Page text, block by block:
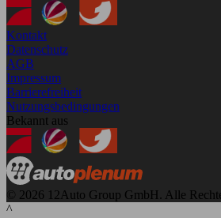
Kontakt
Datenschutz
AGB
Impressum
Barrierefreiheit
Nutzungsbedingungen
Bekannt aus
© 2026 12Auto Group GmbH. Alle
^